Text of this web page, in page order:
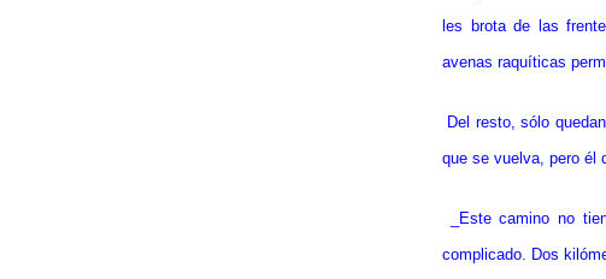
les brota de las
avenas raquíticas
Del resto, sólo
que se vuelva, pero él
_Este camino no
complicado. Dos